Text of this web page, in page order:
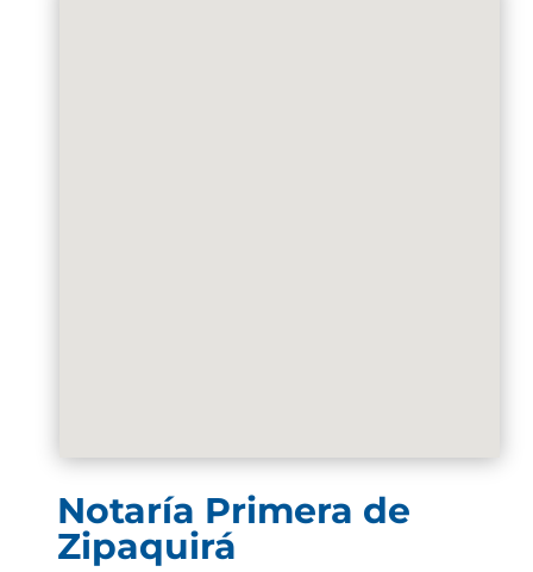
Notaría Primera de
Zipaquirá